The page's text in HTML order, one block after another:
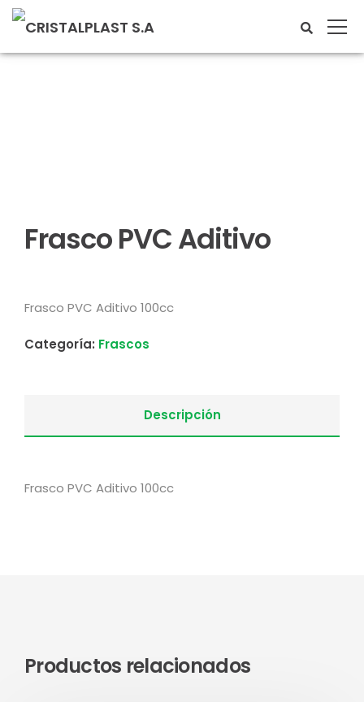
Frasco PVC Aditivo
Frasco PVC Aditivo 100cc
Categoría: Frascos
Descripción
Frasco PVC Aditivo 100cc
Productos relacionados